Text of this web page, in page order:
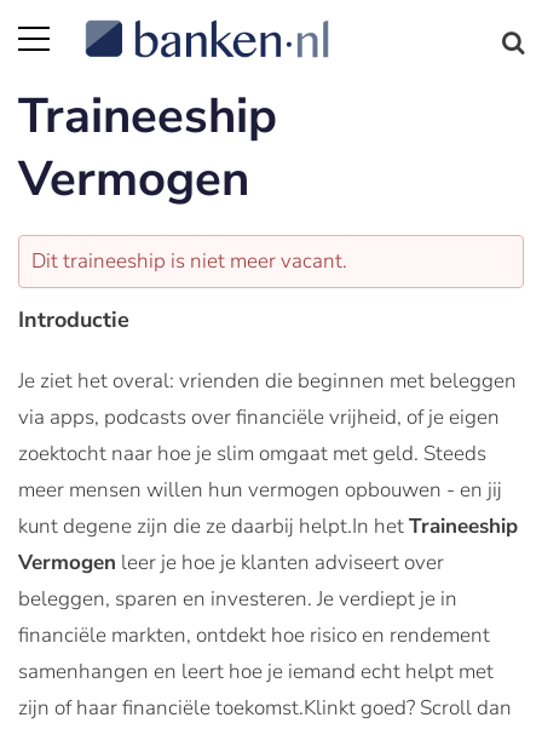
Traineeship
Vermogen
Dit traineeship is niet meer vacant.
Introductie
Je ziet het overal: vrienden die beginnen met beleggen
via apps, podcasts over financiële vrijheid, of je eigen
zoektocht naar hoe je slim omgaat met geld. Steeds
meer mensen willen hun vermogen opbouwen - en jij
kunt degene zijn die ze daarbij helpt.In hetTraineeship
Vermogen leer je hoe je klanten adviseert over
beleggen, sparen en investeren. Je verdiept je in
financiële markten, ontdekt hoe risico en rendement
samenhangen en leert hoe je iemand echt helpt met
zijn of haar financiële toekomst.Klinkt goed? Scroll dan